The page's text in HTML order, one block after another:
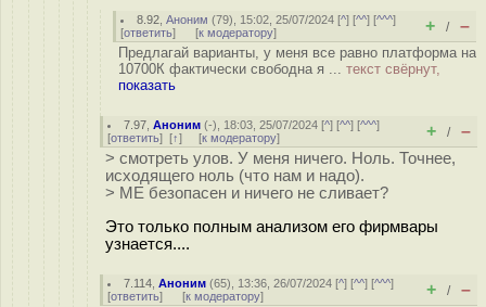
8.92 ,Аноним (79), 15:02, 25/07/2024 [^] [^^] [^^^]
[ответить] [к модератору] + / –
Предлагай варианты, у меня все равно платформа на
10700К фактически свободна я ... текст свёрнут,
показать
7.97 ,Аноним (-), 18:03, 25/07/2024 [^] [^^] [^^^]
[ответить] [↑] [к модератору] + / –
> смотреть улов. У меня ничего. Ноль. Точнее,
исходящего ноль (что нам и надо).
> МЕ безопасен и ничего не сливает?
Это только полным анализом его фирмвары
узнается....
7.114 ,Аноним (65), 13:36, 26/07/2024 [^] [^^] [^^^]
[ответить] [к модератору] + / –